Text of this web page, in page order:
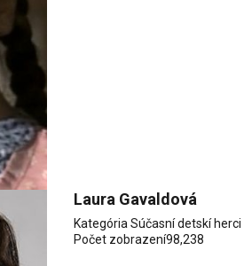
Laura Gavaldová
Kategória Súčasní detskí herci
Počet zobrazení98,238